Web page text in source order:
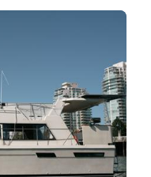
が、いかなる種類の違法
は、お客様の唯一の法的
とを認めます。さらに、
に関連して、理由の如何
手続きが開始された場
社）を補償することに同